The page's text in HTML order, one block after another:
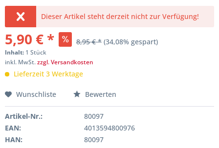
Dieser Artikel steht derzeit nicht zur Verfügung!
5,90 € * 8,95 € * (34,08% gespart)
Inhalt: 1 Stück
inkl. MwSt.zzgl. Versandkosten
Lieferzeit 3 Werktage
Wunschliste Bewerten
Artikel-Nr.:
80097
EAN:
4013594800976
HAN:
80097